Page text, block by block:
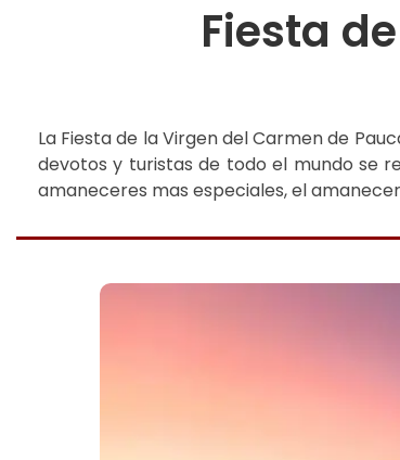
Fiesta
La Fiesta de la Virgen del Carmen de
devotos y turistas de todo el mundo se
amaneceres mas especiales, el